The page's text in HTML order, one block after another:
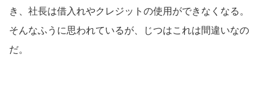
き、社長は借入れやクレジットの使用ができなくなる。
そんなふうに思われているが、じつはこれは間違いなの
だ。